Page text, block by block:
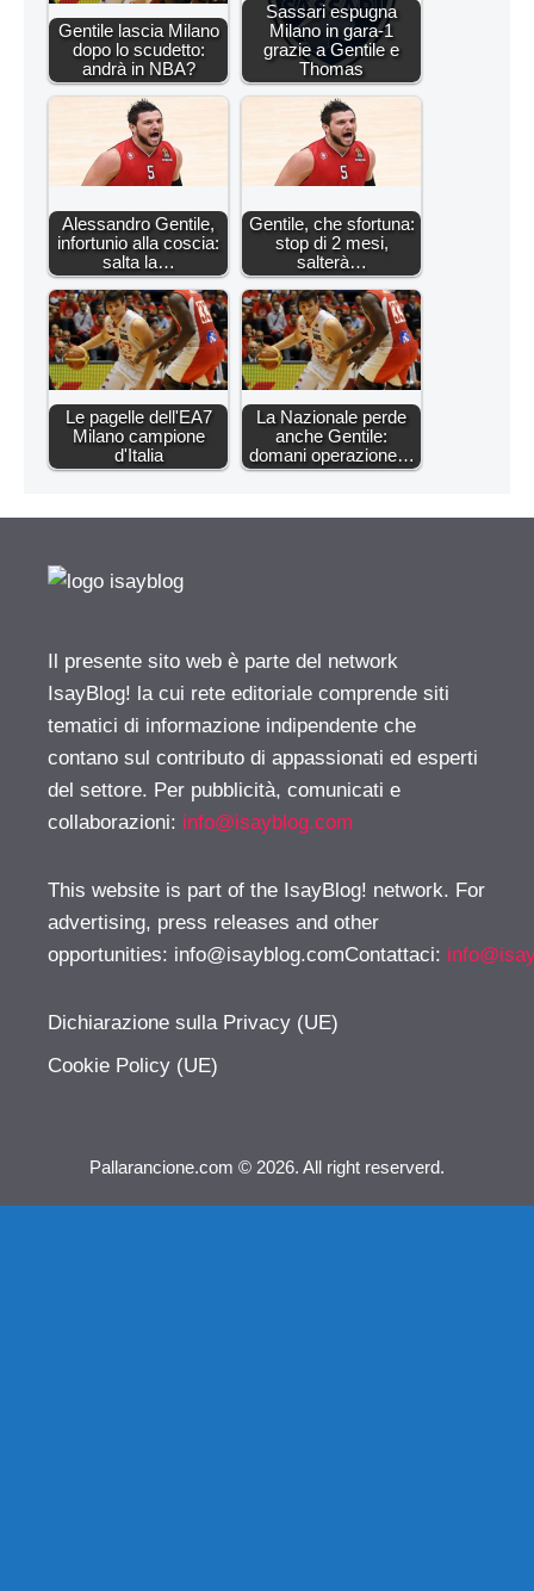
Gentile lascia Milano
dopo lo scudetto:
andrà in NBA?
Sassari espugna
Milano in gara-1
grazie a Gentile e
Thomas
Alessandro Gentile,
infortunio alla coscia:
salta la…
Gentile, che sfortuna:
stop di 2 mesi,
salterà…
Le pagelle dell'EA7
Milano campione
d'Italia
La Nazionale perde
anche Gentile:
domani operazione…
Il presente sito web è parte del network
IsayBlog! la cui rete editoriale comprende siti
tematici di informazione indipendente che
contano sul contributo di appassionati ed esperti
del settore. Per pubblicità, comunicati e
collaborazioni: info@isayblog.com
This website is part of the IsayBlog! network. For
advertising, press releases and other
opportunities: info@isayblog.comContattaci:
Dichiarazione sulla Privacy (UE)
Cookie Policy (UE)
Pallarancione.com © 2026. All right reserverd.